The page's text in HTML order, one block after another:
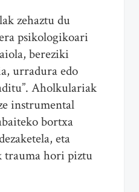
zehaztu du
psikologikoari
bereziki
urradura edo
Aholkulariak
instrumental
bortxa
eta
trauma hori piztu